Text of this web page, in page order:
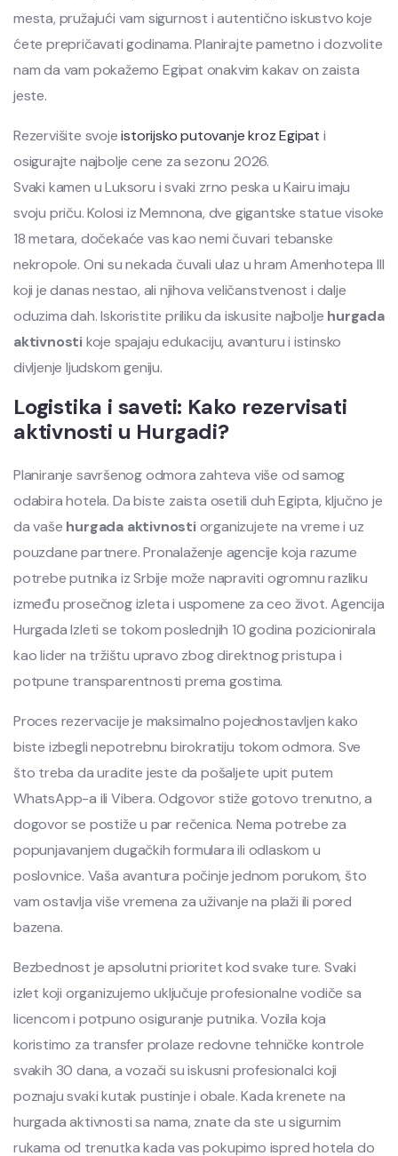
mesta, pružajući vam sigurnost i autentično iskustvo koje
ćete prepričavati godinama. Planirajte pametno i dozvolite
nam da vam pokažemo Egipat onakvim kakav on zaista
jeste.
Rezervišite svojeistorijsko putovanje kroz Egipat i
osigurajte najbolje cene za sezonu 2026.
Svaki kamen u Luksoru i svaki zrno peska u Kairu imaju
svoju priču. Kolosi iz Memnona, dve gigantske statue visoke
18 metara, dočekaće vas kao nemi čuvari tebanske
nekropole. Oni su nekada čuvali ulaz u hram Amenhotepa III
koji je danas nestao, ali njihova veličanstvenost i dalje
oduzima dah. Iskoristite priliku da iskusite najbolje hurgada
aktivnostikoje spajaju edukaciju, avanturu i istinsko
divljenje ljudskom geniju.
Logistika i saveti: Kako rezervisati
aktivnosti u Hurgadi?
Planiranje savršenog odmora zahteva više od samog
odabira hotela. Da biste zaista osetili duh Egipta, ključno je
da vaše hurgada aktivnostiorganizujete na vreme i uz
pouzdane partnere. Pronalaženje agencije koja razume
potrebe putnika iz Srbije može napraviti ogromnu razliku
između prosečnog izleta i uspomene za ceo život. Agencija
Hurgada Izleti se tokom poslednjih 10 godina pozicionirala
kao lider na tržištu upravo zbog direktnog pristupa i
potpune transparentnosti prema gostima.
Proces rezervacije je maksimalno pojednostavljen kako
biste izbegli nepotrebnu birokratiju tokom odmora. Sve
što treba da uradite jeste da pošaljete upit putem
WhatsApp-a ili Vibera. Odgovor stiže gotovo trenutno, a
dogovor se postiže u par rečenica. Nema potrebe za
popunjavanjem dugačkih formulara ili odlaskom u
poslovnice. Vaša avantura počinje jednom porukom, što
vam ostavlja više vremena za uživanje na plaži ili pored
bazena.
Bezbednost je apsolutni prioritet kod svake ture. Svaki
izlet koji organizujemo uključuje profesionalne vodiče sa
licencom i potpuno osiguranje putnika. Vozila koja
koristimo za transfer prolaze redovne tehničke kontrole
svakih 30 dana, a vozači su iskusni profesionalci koji
poznaju svaki kutak pustinje i obale. Kada krenete na
hurgada aktivnosti sa nama, znate da ste u sigurnim
rukama od trenutka kada vas pokupimo ispred hotela do